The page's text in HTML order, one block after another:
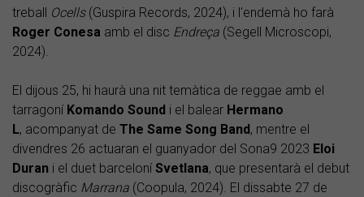
treball
Ocells(Guspira Records, 2024), i l'endemà ho farà
Roger Conesa amb el disc Endreça (Segell Microscopi,
2024).
El dijous 25, hi haurà una nit temàtica de reggae amb el
tarragoní Komando Sound i el balear Hermano
L, acompanyat de The Same Song Band , mentre el
divendres 26 actuaran el guanyador del Sona9 2023 Eloi
Duran i el duet barceloní Svetlana, que presentarà el debut
discogràfic Marrana (Coopula, 2024). El dissabte 27 de